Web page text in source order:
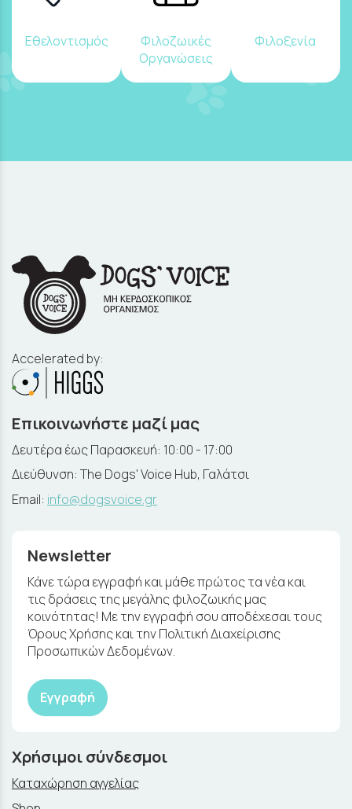
Εθελοντισμός
Φιλοζωικές
Οργανώσεις
Φιλοξενία
Accelerated by:
Επικοινωνήστε μαζί μας
Δευτέρα έως Παρασκευή: 10:00 - 17:00
Διεύθυνση: The Dogs' Voice Hub, Γαλάτσι
Email: info@dogsvoice.gr
Newsletter
Κάνε τώρα εγγραφή και μάθε πρώτος τα νέα και
τις δράσεις της μεγάλης φιλοζωικής μας
κοινότητας! Με την εγγραφή σου αποδέχεσαι τους
Όρους Χρήσης και την Πολιτική Διαχείρισης
Προσωπικών Δεδομένων.
Εγγραφή
Χρήσιμοι σύνδεσμοι
Καταχώρηση αγγελίας